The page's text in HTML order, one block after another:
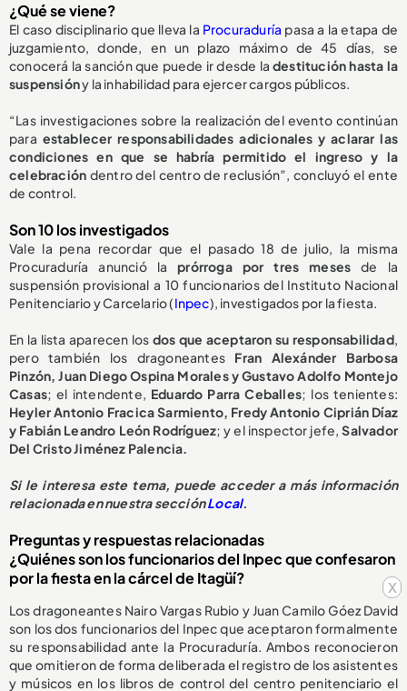
x
¿Qué se viene?
El caso disciplinario que lleva la Procuraduría pasa a la etapa de
juzgamiento, donde, en un plazo máximo de 45 días, se
conocerá la sanción que puede ir desde ladestitución hasta la
suspensióny la inhabilidad para ejercer cargos públicos.
“Las investigaciones sobre la realización del evento continúan
para establecer responsabilidades adicionales y aclarar las
condiciones en que se habría permitido el ingreso y la
celebración dentro del centro de reclusión”, concluyó el ente
de control.
Son 10 los investigados
Vale la pena recordar que el pasado 18 de julio, la misma
Procuraduría anunció la prórroga por tres mesesde la
suspensión provisional a 10 funcionarios del Instituto Nacional
Penitenciario y Carcelario (Inpec), investigados por la fiesta.
En la lista aparecen los dos que aceptaron su responsabilidad,
pero también los dragoneantes Fran Alexánder Barbosa
Pinzón, Juan Diego Ospina Morales y Gustavo Adolfo Montejo
Casas; el intendente, Eduardo Parra Ceballes; los tenientes:
Heyler Antonio Fracica Sarmiento, Fredy Antonio Ciprián Díaz
y Fabián Leandro León Rodríguez; y el inspector jefe,Salvador
Del Cristo Jiménez Palencia.
Si le interesa este tema, puede acceder a más información
relacionada en nuestra secciónLocal.
Preguntas y respuestas relacionadas
¿Quiénes son los funcionarios del Inpec que confesaron
por la fiesta en la cárcel de Itagüí?
Los dragoneantes Nairo Vargas Rubio y Juan Camilo Góez David
son los dos funcionarios del Inpec que aceptaron formalmente
su responsabilidad ante la Procuraduría. Ambos reconocieron
que omitieron de forma deliberada el registro de los asistentes
y músicos en los libros de control del centro penitenciario el